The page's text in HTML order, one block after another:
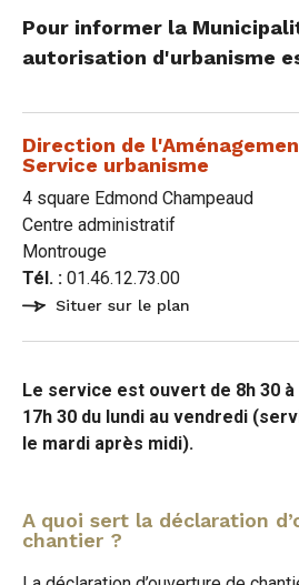
cette
page
sur
Facebook
cette
page
sur
Twitter
cette
page
par
e-
mail
Pour informer la
autorisation d'urbanisme
Direction de
Service urbanisme
4 square Edmond Champeaud
Centre administratif
Montrouge
Tél. : 01.46.12.73.00
Situer sur le plan
Le service est ouvert de 8h 30 à
17h 30 du lundi au vendredi
le mardi après midi).
A quoi sert la déclaration
chantier ?